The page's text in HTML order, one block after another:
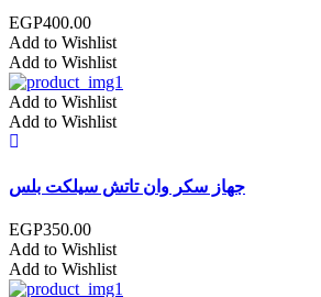
EGP400.00
Add to Wishlist
Add to Wishlist
Add to Wishlist
Add to Wishlist
جهاز سكر وان تاتش سيلكت بلس
EGP350.00
Add to Wishlist
Add to Wishlist